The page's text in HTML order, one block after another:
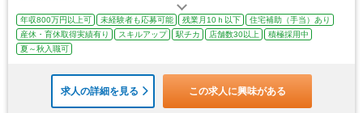
年収800万円以上可 未経験者も応募可能 残業月10ｈ以下
住宅補助（手当）あり
産休・育休取得実績有り
スキルアップ 駅チカ 店舗数30以上
積極採用中
夏～秋入職可
求人の詳細を見る この求人に興味がある